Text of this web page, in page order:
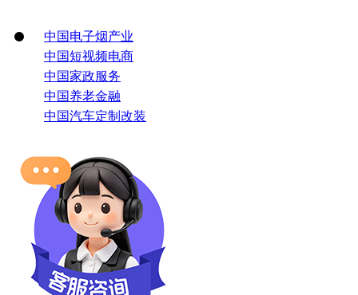
中国电子烟产业
中国短视频电商
中国家政服务
中国养老金融
中国汽车定制改装